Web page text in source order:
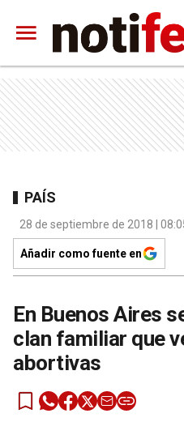
PAÍS
28 de septiembre de 2018 |
Añadir como fuente en
En Buenos Aires
clan familiar que
abortivas